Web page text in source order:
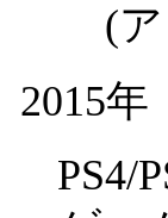
(
2015年
PS4/